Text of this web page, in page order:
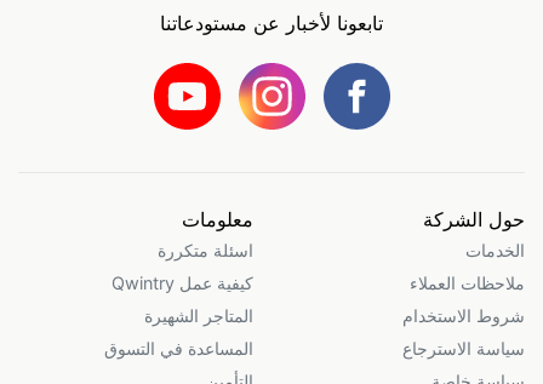
تابعونا لأخبار عن مستودعاتنا
حول الشركة
الخدمات
ملاحظات العملاء
شروط الاستخدام
سياسة الاسترجاع
معلومات
اسئلة متكررة
كيفية عمل Qwintry
المتاجر الشهيرة
المساعدة في التسوق